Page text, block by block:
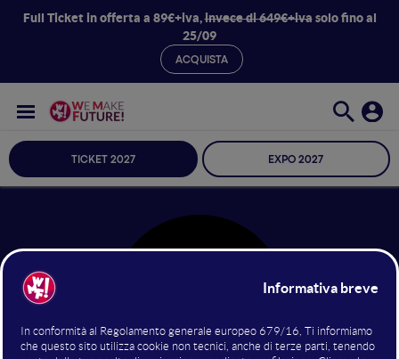
Full Ticket in offerta a 89€+iva,invece di 649€+ivasolo fino al
25/09
ACQUISTA
TICKET 2027 EXPO 2027